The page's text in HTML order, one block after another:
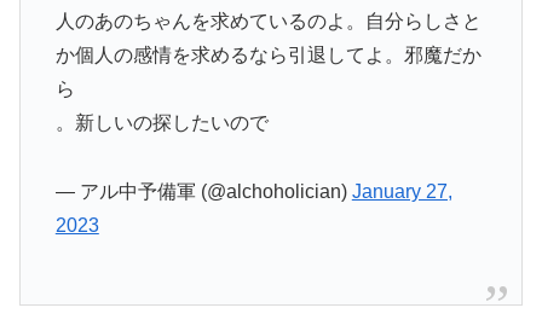
人のあのちゃんを求めているのよ。自分らしさと
か個人の感情を求めるなら引退してよ。邪魔だか
ら
。新しいの探したいので
— アル中予備軍 (@alchoholician) January 27,
2023